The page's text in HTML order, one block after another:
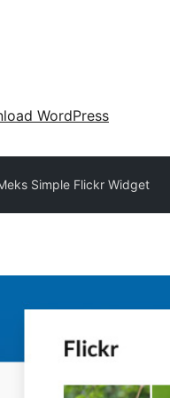
WordPress
Simple Flickr Widget